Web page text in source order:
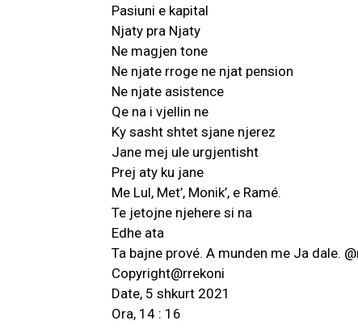
Pasiuni e kapital
Njaty pra Njaty
Ne magjen tone
Ne njate rroge ne njat pension
Ne njate asistence
Qe na i vjellin ne
Ky sasht shtet sjane njerez
Jane mej ule urgjentisht
Prej aty ku jane
Me Lul, Met’, Monik’, e Ramé.
Te jetojne njehere si na
Edhe ata
Ta bajne prové. A munden me Ja dale.
Copyright@rrekoni
Date, 5 shkurt 2021
Ora, 14 : 16